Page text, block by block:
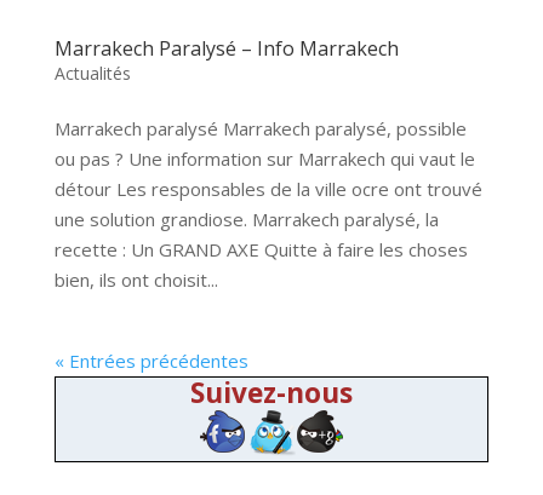
Marrakech Paralysé – Info Marrakech
Actualités
Marrakech paralysé Marrakech paralysé, possible
ou pas ? Une information sur Marrakech qui vaut le
détour Les responsables de la ville ocre ont trouvé
une solution grandiose. Marrakech paralysé, la
recette : Un GRAND AXE Quitte à faire les choses
bien, ils ont choisit...
« Entrées précédentes
Suivez-nous